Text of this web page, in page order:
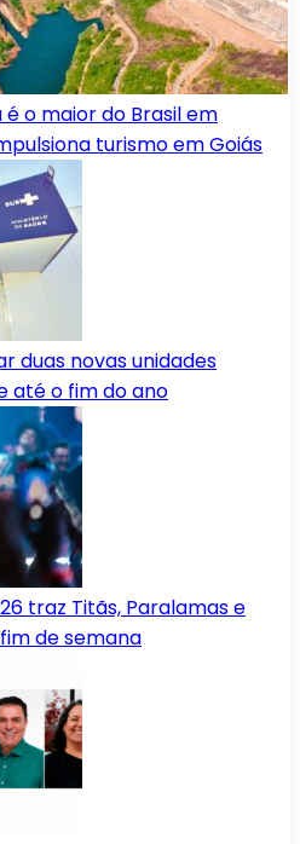
é o maior do Brasil em
turismo em Goiás
duas novas unidades
até o fim do ano
traz Titãs, Paralamas e
de semana